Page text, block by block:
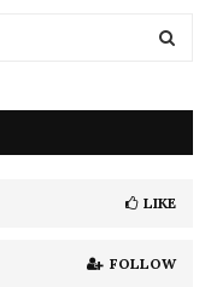
LIKE
FOLLOW